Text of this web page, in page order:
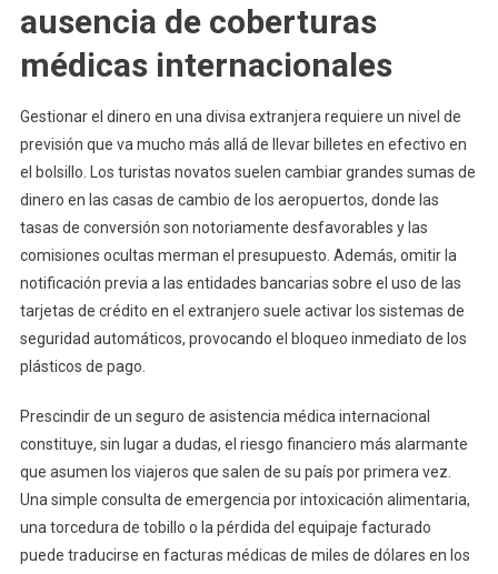
ausencia de coberturas
médicas internacionales
Gestionar el dinero en una divisa extranjera requiere un nivel de
previsión que va mucho más allá de llevar billetes en efectivo en
el bolsillo. Los turistas novatos suelen cambiar grandes sumas de
dinero en las casas de cambio de los aeropuertos, donde las
tasas de conversión son notoriamente desfavorables y las
comisiones ocultas merman el presupuesto. Además, omitir la
notificación previa a las entidades bancarias sobre el uso de las
tarjetas de crédito en el extranjero suele activar los sistemas de
seguridad automáticos, provocando el bloqueo inmediato de los
plásticos de pago.
Prescindir de un seguro de asistencia médica internacional
constituye, sin lugar a dudas, el riesgo financiero más alarmante
que asumen los viajeros que salen de su país por primera vez.
Una simple consulta de emergencia por intoxicación alimentaria,
una torcedura de tobillo o la pérdida del equipaje facturado
puede traducirse en facturas médicas de miles de dólares en los